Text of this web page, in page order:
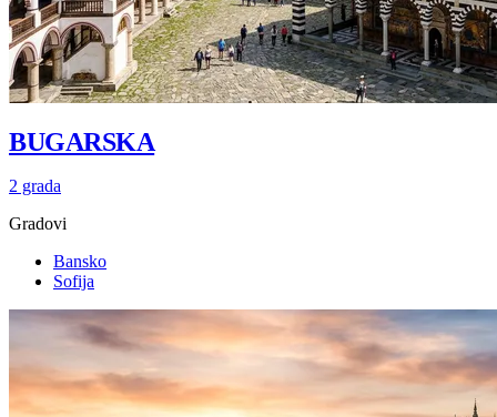
BUGARSKA
2 grada
Gradovi
Bansko
Sofija